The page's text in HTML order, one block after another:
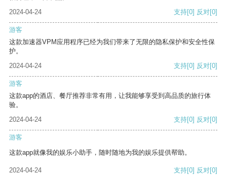
2024-04-24
支持[0] 反对[0]
游客
这款加速器VPM应用程序已经为我们带来了无限的隐私保护和安全性保
护。
2024-04-24
支持[0] 反对[0]
游客
这款app的酒店、餐厅推荐非常有用，让我能够享受到高品质的旅行体
验。
2024-04-24
支持[0] 反对[0]
游客
这款app就像我的娱乐小助手，随时随地为我的娱乐提供帮助。
2024-04-24 支持[0] 反对[0]